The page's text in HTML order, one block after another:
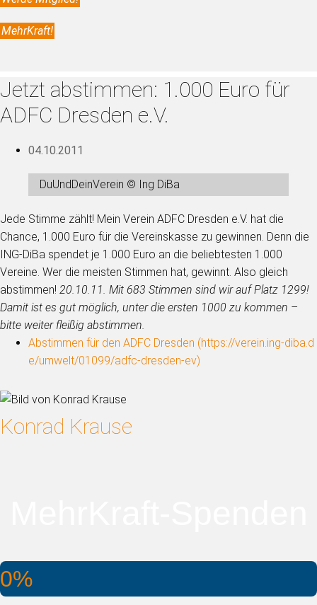
MehrKraft!
Jetzt abstimmen: 1.000 Euro für
ADFC Dresden e.V.
04.10.2011
DuUndDeinVerein © Ing DiBa
Jede Stimme zählt! Mein Verein ADFC Dresden e.V. hat die
Chance, 1.000 Euro für die Vereinskasse zu gewinnen. Denn die
ING-DiBa spendet je 1.000 Euro an die beliebtesten 1.000
Vereine. Wer die meisten Stimmen hat, gewinnt. Also gleich
abstimmen! 20.10.11. Mit 683 Stimmen sind wir auf Platz 1299!
Damit ist es gut möglich, unter die ersten 1000 zu kommen –
bitte weiter fleißig abstimmen.
Abstimmen für den ADFC Dresden (https://verein.ing-diba.d
e/umwelt/01099/adfc-dresden-ev)
Konrad Krause
0%